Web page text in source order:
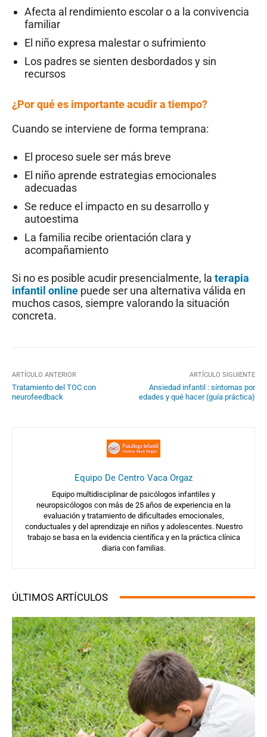
Afecta al rendimiento escolar o a la convivencia
familiar
El niño expresa malestar o sufrimiento
Los padres se sienten desbordados y sin
recursos
¿Por qué es importante acudir a tiempo?
Cuando se interviene de forma temprana:
El proceso suele ser más breve
El niño aprende estrategias emocionales
adecuadas
Se reduce el impacto en su desarrollo y
autoestima
La familia recibe orientación clara y
acompañamiento
Si no es posible acudir presencialmente, la terapia
infantil online puede ser una alternativa válida en
muchos casos, siempre valorando la situación
concreta.
ARTÍCULO ANTERIOR
Tratamiento del TOC con
neurofeedback
ARTÍCULO SIGUIENTE
Ansiedad infantil : síntomas por
edades y qué hacer (guía práctica)
Equipo De Centro Vaca Orgaz
Equipo multidisciplinar de psicólogos infantiles y
neuropsicólogos con más de 25 años de experiencia en la
evaluación y tratamiento de dificultades emocionales,
conductuales y del aprendizaje en niños y adolescentes. Nuestro
trabajo se basa en la evidencia científica y en la práctica clínica
diaria con familias.
ÚLTIMOS ARTÍCULOS